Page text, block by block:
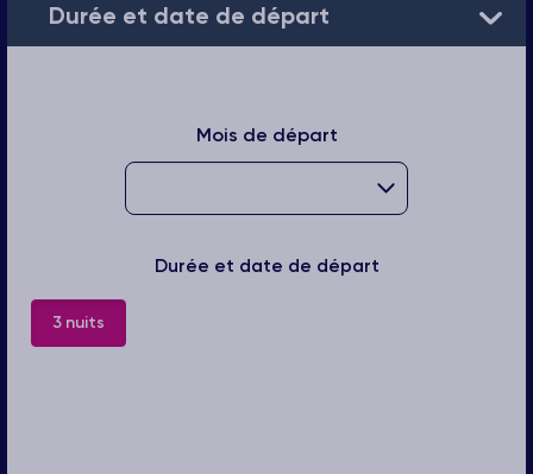
Durée et date de départ
Mois de départ
Durée et date de départ
3 nuits